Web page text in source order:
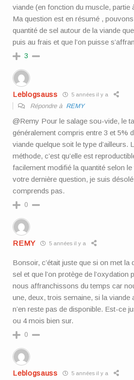
viande (en fonction du muscle, partie
Ma question est en résumé ,
quantité de sel autour de la viande
puis au frais et que l’on puisse
3
Leblogsauss 5 années il y a
Répondre à REMY
@Remy Pour le salage sou-vide, le
généralement compris entre 3 et 5%
viande quelque soit le type d’ailleurs.
méthode, c’est qu’elle est
facilement modifié la quantité selon
votre dernière question, je suis
comprends pas.
0
REMY 5 années il y a
Bonsoir, c’était juste que si on met la
sel et que l’on protège de l’oxydation
nous affranchissons du temps car
une, deux, trois semaine, si la viande
n’en reste pas de disponible. Est-ce
ou 4 mois bien sur.
0
Leblogsauss 5 années il y a